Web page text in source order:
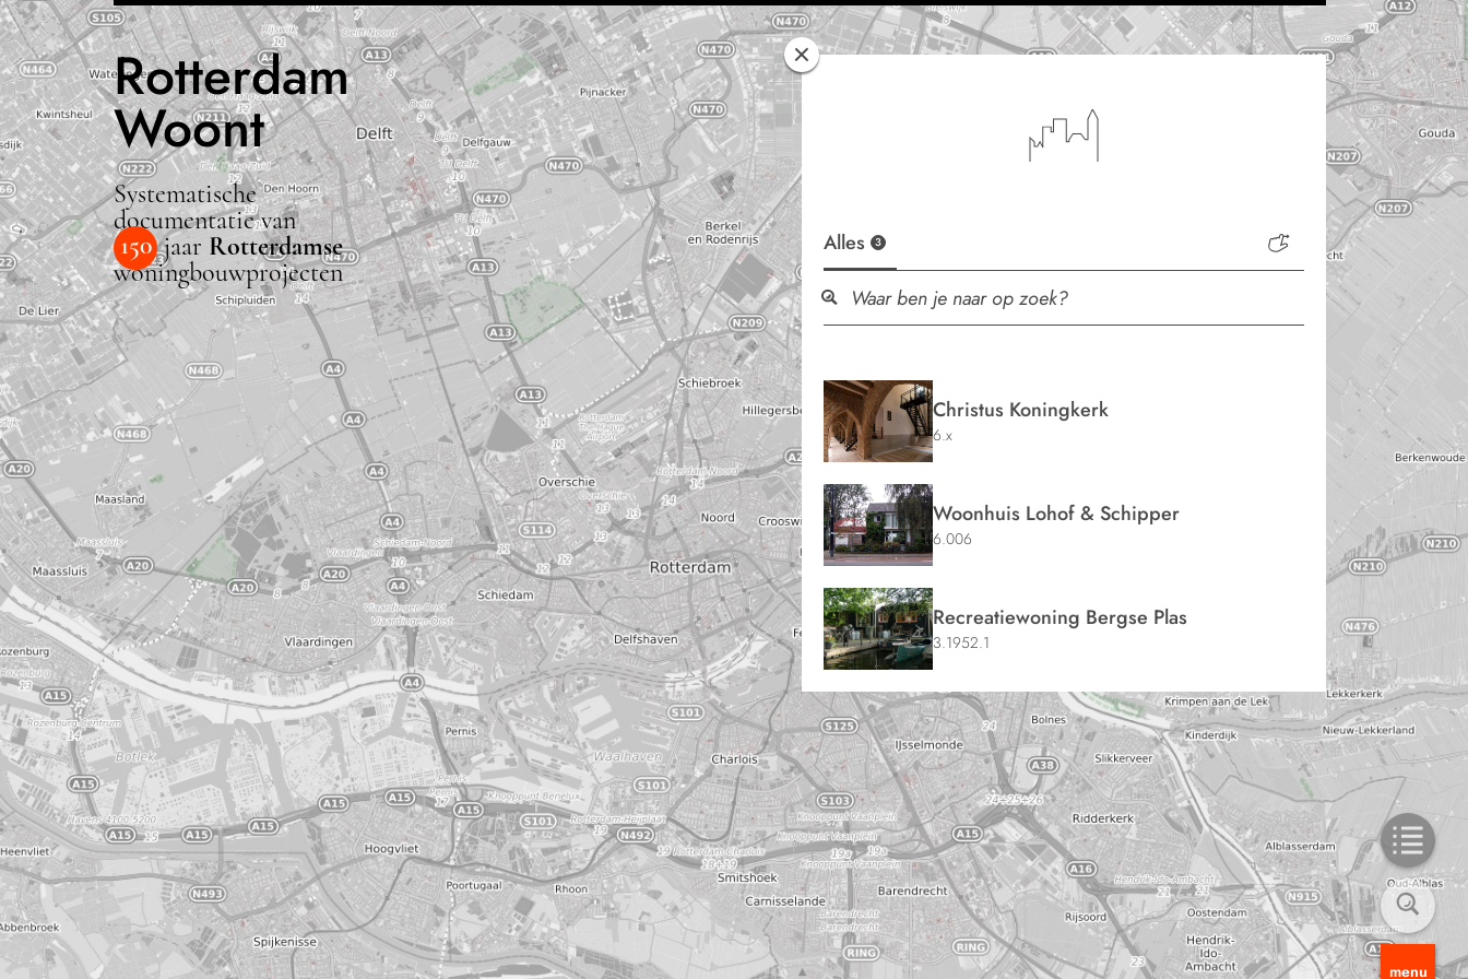
Rotterdam
Woont
Systematische
documentatie van
150jaar Rotterdamse
woningbouwprojecten
menu
Alles 3
Christus Koningkerk
6.x
Woonhuis Lohof & Schipper
6.006
Recreatiewoning Bergse Plas
3.1952.1